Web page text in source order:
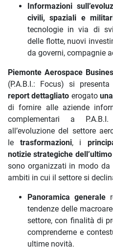
Informazioni
civili, spaziali e
tecnologie in via di
delle flotte, nuovi
da governi, compagnie
Piemonte Aerospace
(P.A.B.I.: Focus) si
report dettagliato erogato
di fornire alle aziende
complementari a
all’evoluzione del settore
le trasformazioni, i
notizie strategiche
sono organizzati in modo da
ambiti in cui il settore si
Panoramica generale
tendenze delle
settore, con finalità di
comprenderne e
ultime novità.